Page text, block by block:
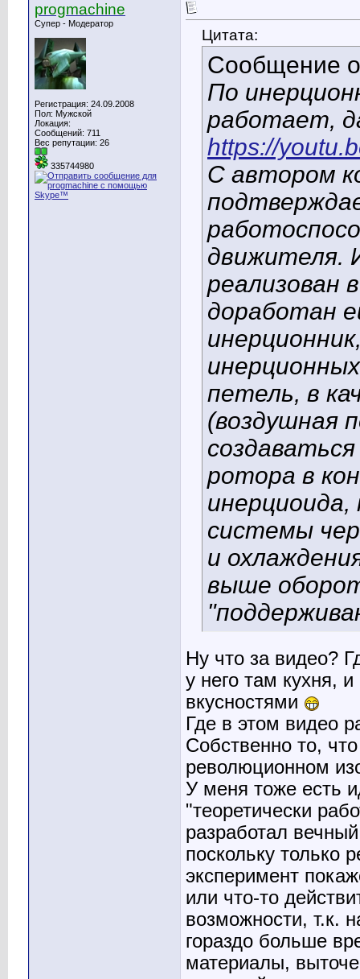
progmachine
Супер - Модератор
Регистрация: 24.09.2008
Пол: Мужской
Локация:
Сообщений: 711
Вес репутации: 26
335744980
Цитата:
Сообщение
По
работает,
https://
С автором
движителя.
реализован
доработан
петель, в
(воздушная
ротора в
инерциоида,
системы
и
выше
Ну что за видео?
у него там кухня,
вкусностями
Где в этом видео
Собственно то,
революционном
У меня тоже есть
"теоретически
разработал
поскольку только
эксперимент
или что-то
возможности, т.к.
гораздо больше
материалы,